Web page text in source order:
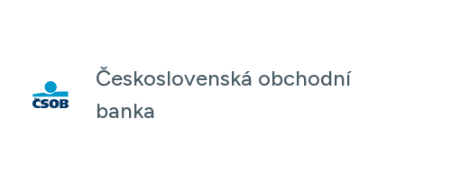
Československá obchodní
banka